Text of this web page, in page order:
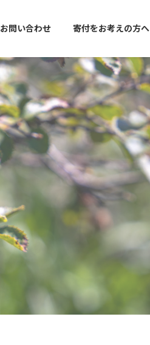
お問い合わせ 寄付をお考えの方へ